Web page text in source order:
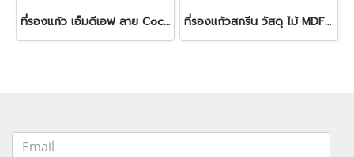
ที่รองแก้ว เอ็มดีเอฟ ลาย Cocktail ที่รองแก้วสกรีน วัสดุ ไม้ MDF Pink checked